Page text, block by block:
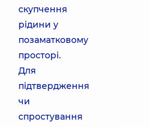
скупчення
рідини у
позаматковому
просторі.
Для
підтвердження
чи
спростування